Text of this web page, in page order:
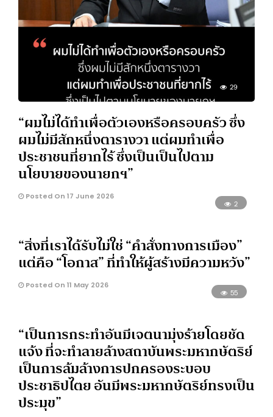
29
“ผมไม่ได้ทำเพื่อตัวเองหรือครอบครัว ซึ่ง
ผมไม่มีสักหนึ่งตารางวา แต่ผมทำเพื่อ
ประชาชนที่ยากไร้ ซึ่งเป็นเป็นไปตาม
นโยบายของนายกฯ”
Posted On 17 June 2026
2
“สิ่งที่เราได้รับไม่ใช่ “คำสั่งทางการเมือง”
แต่คือ “โอกาส” ที่ทำให้ผู้สร้างมีความหวัง”
Posted On 11 May 2026
55
“เป็นการกระทำอันมีเจตนามุ่งร้ายโดยชัด
แจ้ง ที่จะทำลายล้างสถาบันพระมหากษัตริย์
เป็นการล้มล้างการปกครองระบอบ
ประชาธิปไตย อันมีพระมหากษัตริย์ทรงเป็น
ประมุข”